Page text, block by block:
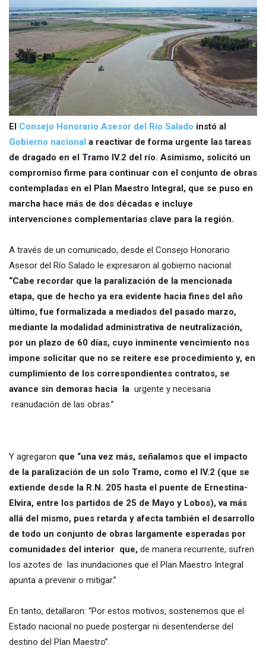
El Consejo Honorario Asesor del Río Salado instó al
Gobierno nacional a reactivar de forma urgente las tareas
de dragado en el Tramo IV.2 del río. Asimismo, solicitó un
compromiso firme para continuar con el conjunto de obras
contempladas en el Plan Maestro Integral, que se puso en
marcha hace más de dos décadas e incluye
intervenciones complementarias clave para la región.
A través de un comunicado, desde el Consejo Honorario
Asesor del Río Salado le expresaron al gobierno nacional:
“Cabe recordar que la paralización de la mencionada
etapa, que de hecho ya era evidente hacia fines del año
último, fue formalizada a mediados del pasado marzo,
mediante la modalidad administrativa de neutralización,
por un plazo de 60 días, cuyo inminente vencimiento nos
impone solicitar que no se reitere ese procedimiento y, en
cumplimiento de los correspondientes contratos, se
avance sin demoras hacia la urgente y necesaria
reanudación de las obras.”
Y agregaron que “una vez más, señalamos que el impacto
de la paralización de un solo Tramo, como el IV.2 (que se
extiende desde la R.N. 205 hasta el puente de Ernestina-
Elvira, entre los partidos de 25 de Mayo y Lobos), va más
allá del mismo, pues retarda y afecta también el desarrollo
de todo un conjunto de obras largamente esperadas por
comunidades del interior que, de manera recurrente, sufren
los azotes de las inundaciones que el Plan Maestro Integral
apunta a prevenir o mitigar.”
En tanto, detallaron: “Por estos motivos, sostenemos que el
Estado nacional no puede postergar ni desentenderse del
destino del Plan Maestro”.